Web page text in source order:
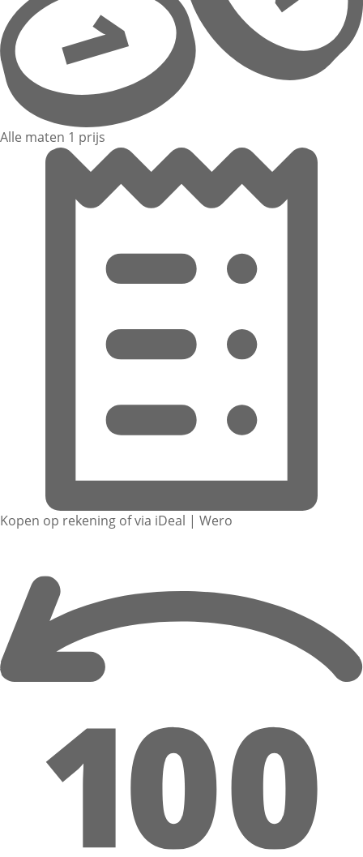
Alle maten 1 prijs
Kopen op rekening of via iDeal | Wero